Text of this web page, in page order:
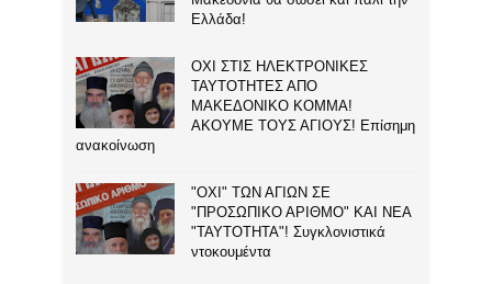
Ελλάδα!
ΟΧΙ ΣΤΙΣ ΗΛΕΚΤΡΟΝΙΚΕΣ
ΤΑΥΤΟΤΗΤΕΣ ΑΠΟ
ΜΑΚΕΔΟΝΙΚΟ ΚΟΜΜΑ!
ΑΚΟΥΜΕ ΤΟΥΣ ΑΓΙΟΥΣ! Επίσημη
ανακοίνωση
"ΟΧΙ" ΤΩΝ ΑΓΙΩΝ ΣΕ
"ΠΡΟΣΩΠΙΚΟ ΑΡΙΘΜΟ" ΚΑΙ ΝΕΑ
"ΤΑΥΤΟΤΗΤΑ"! Συγκλονιστικά
ντοκουμέντα